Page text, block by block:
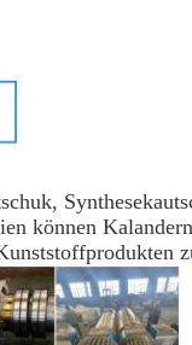
können